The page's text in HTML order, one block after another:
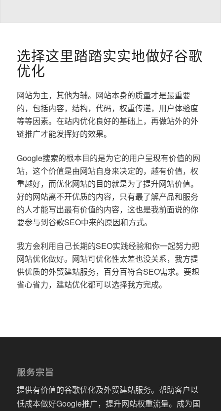
选择这里踏踏实实地做好谷歌
优化
网站为主，其他为辅。网站本身的质量才是最重要
的，包括内容，结构，代码，权重传递，用户体验度
等等因素。在站内优化良好的基础上，再做站外的外
链推广才能发挥好的效果。
Google搜索的根本目的是为它的用户呈现有价值的网
站，这个价值是由网站自身来决定的，越有价值，权
重越好，而优化网站的目的就是为了提升网站价值。
好的网站离不开优质的内容，只有最了解产品和服务
的人才能写出最有价值的内容，这也是我前面说的你
要参与到谷歌SEO中来的原因和方式。
我方会利用自己长期的SEO实践经验和你一起努力把
网站优化做好。网站可优化性太差也没关系，我方提
供优质的外贸建站服务，百分百符合SEO需求。要想
省心省力，建站优化都可以选择我方完成。
服务宗旨
提供有价值的谷歌优化及外贸建站服务。帮助客户以
低成本做好Google推广，提升网站权重流量。成为国